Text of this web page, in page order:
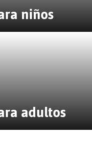
niños
adultos